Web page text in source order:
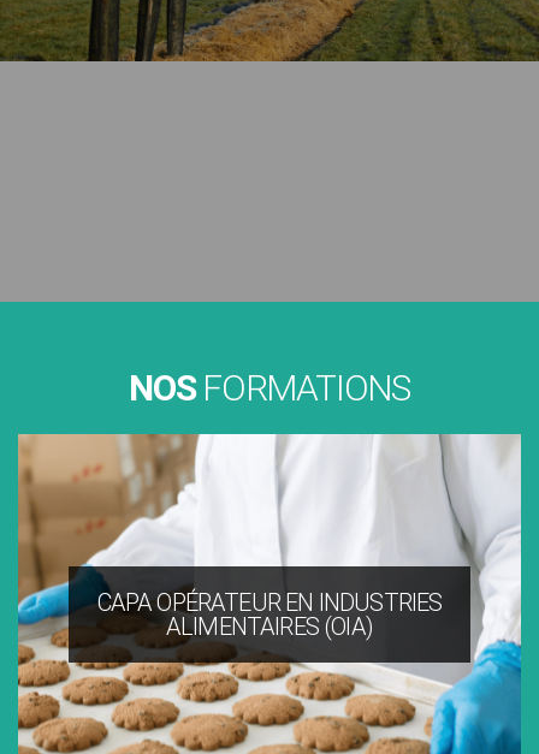
CAPA
Le Certificat d’Aptitude Professionnel agricole
(CAPa) est un diplôme de niveau 3.
Il se suit par la voie de l’apprentissage.
NOS FORMATIONS
CAPA OPÉRATEUR EN INDUSTRIES
ALIMENTAIRES (OIA)